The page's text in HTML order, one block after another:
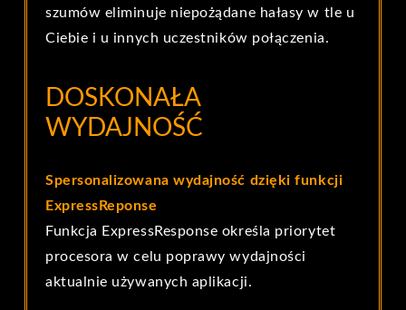
szumów eliminuje niepożądane hałasy w tle u
Ciebie i u innych uczestników połączenia.
DOSKONAŁA
WYDAJNOŚĆ
Spersonalizowana wydajność dzięki funkcji
ExpressReponse
Funkcja ExpressResponse określa priorytet
procesora w celu poprawy wydajności
aktualnie używanych aplikacji.